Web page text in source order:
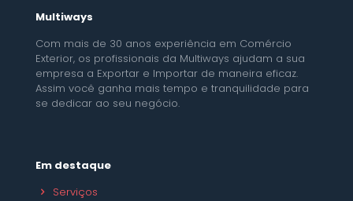
Multiways
Com mais de 30 anos experiência em Comércio
Exterior, os profissionais da Multiways ajudam a sua
empresa a Exportar e Importar de maneira eficaz.
Assim você ganha mais tempo e tranquilidade para
se dedicar ao seu negócio.
Em destaque
Serviços